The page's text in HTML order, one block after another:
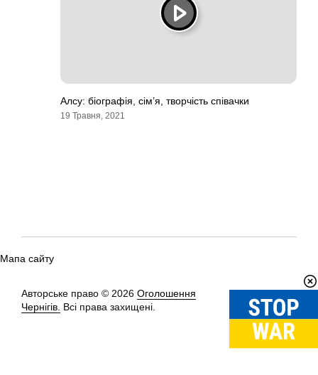
Алсу: біографія, сім’я, творчість співачки
19 Травня, 2021
Мапа сайту
Авторське право © 2026 Оголошення
Чернігів. Всі права захищені.
Вгору↑